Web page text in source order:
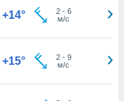
+14° 2- 6
м/с
+15° 2- 9
м/с